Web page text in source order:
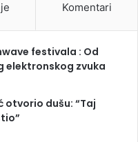
Komentari
festivala : Od
elektronskog zvuka
otvorio dušu: “Taj